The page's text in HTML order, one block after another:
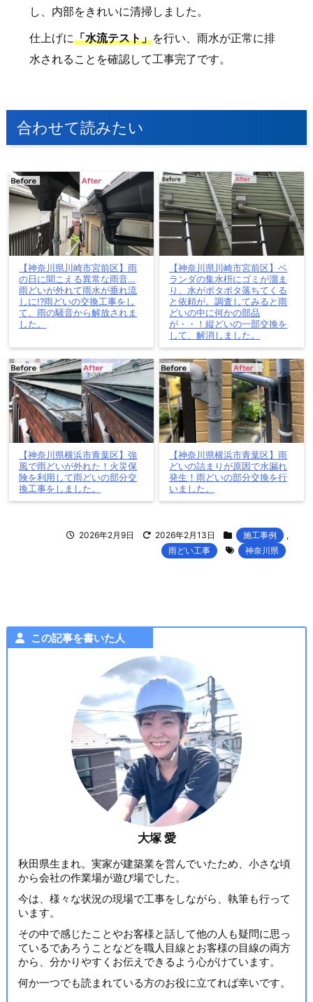
し、内部をきれいに清掃しました。
仕上げに「水流テスト」を行い、雨水が正常に排
水されることを確認して工事完了です。
合わせて読みたい
【神奈川県川崎市宮前区】雨
の日に聞こえる異常な雨音…
雨どいが外れて雨水が垂れ流
しに!?雨どいの交換工事をし
て、雨の騒音から解放されま
した。
【神奈川県川崎市宮前区】ベ
ランダの集水枡にゴミが溜ま
り、水がポタポタ落ちてくる
と依頼が。調査してみると雨
どいの中に何かの部品
が・・！縦どいの一部交換を
して、解消しました。
【神奈川県横浜市青葉区】強
風で雨どいが外れた！火災保
険を利用して雨どいの部分交
換工事をしました。
【神奈川県横浜市青葉区】雨
どいの詰まりが原因で水漏れ
発生！雨どいの部分交換を行
いました。
2026年2月9日 2026年2月13日 施工事例
,
雨どい工事
神奈川県
この記事を書いた人
大塚 愛
秋田県生まれ。実家が建築業を営んでいたため、小さな頃
から会社の作業場が遊び場でした。
今は、様々な状況の現場で工事をしながら、執筆も行って
います。
その中で感じたことやお客様と話して他の人も疑問に思っ
ているであろうことなどを職人目線とお客様の目線の両方
から、分かりやすくお伝えできるよう心がけています。
何か一つでも読まれている方のお役に立てれば幸いです。